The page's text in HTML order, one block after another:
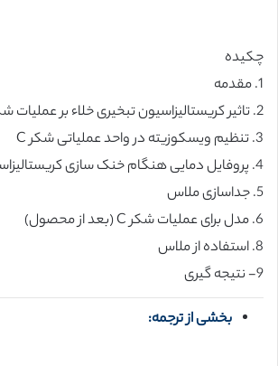
چکیده
1. مقدمه
2. تاثیر کریستالیزاسیون تبخیری خلاء بر عملیات شکر C
3. تنظیم ویسکوزیته در واحد عملیاتی شکر C
4. پروفایل دمایی هنگام خنک سازی کریستالیزاسیون ماسکویت C
5. جداسازی ملاس
6. مدل برای عملیات شکر C (بعد از محصول)
8. استفاده از ملاس
9- نتیجه گیری
بخشی از ترجمه: